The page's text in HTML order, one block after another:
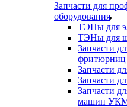
Запчасти для
оборудования
ТЭНы для
ТЭНы для
Запчасти
фритюрниц
Запчасти
Запчасти
Запчасти
машин